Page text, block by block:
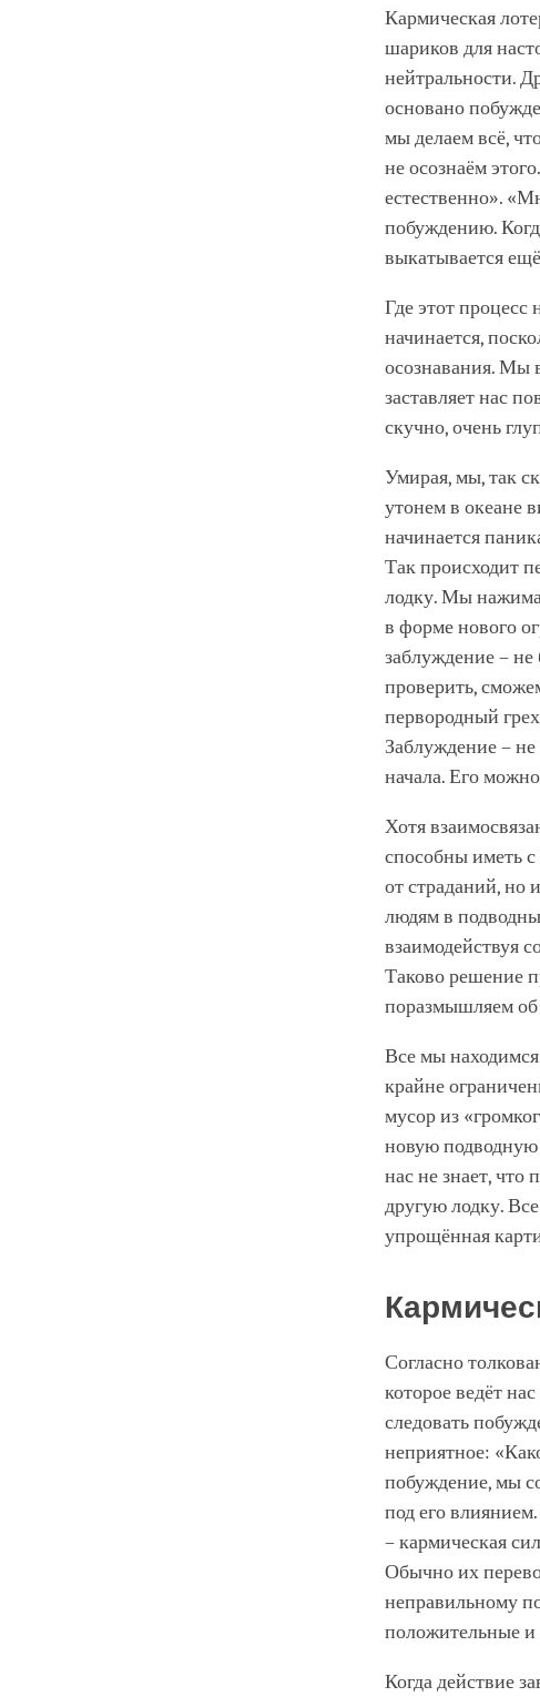
Кармическая
шариков для
нейтральности.
основано
мы делаем всё,
не осознаём
естественно».
побуждению.
выкатывается
Где этот
начинается,
осознавания. Мы
заставляет нас
скучно, очень
Умирая, мы, так
утонем в океане
начинается
Так происходит
лодку. Мы
в форме нового
заблуждение – не
проверить,
первородный
Заблуждение –
начала. Его
Хотя
способны иметь
от страданий, но
людям в
взаимодействуя
Таково решение
поразмышляем об
Все мы
крайне
мусор из
новую подводную
нас не знает, что
другую лодку.
упрощённая
Согласно
которое ведёт
следовать
неприятное:
побуждение, мы
под его
– кармическая
Обычно их
неправильному
положительные и
Когда действие